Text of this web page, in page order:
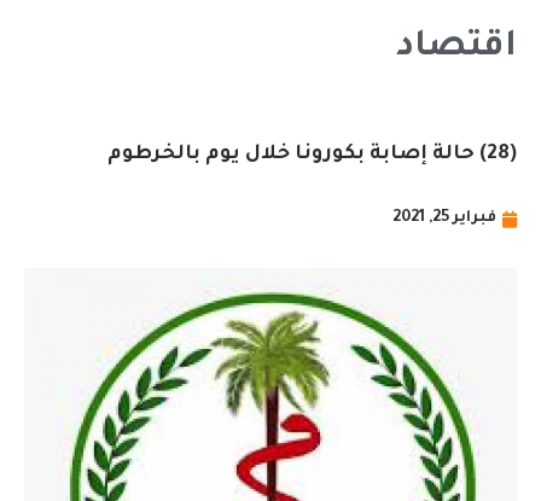
اقتصاد
(28) حالة إصابة بكورونا خلال يوم بالخرطوم
فبراير 25, 2021